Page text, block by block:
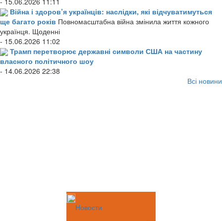
Війна і здоров’я українців: наслідки, які відчуватимуться
ще багато років Повномасштабна війна змінила життя кожного
українця. Щоденні
- 15.06.2026 11:02
Трамп перетворює державні символи США на частину
власного політичного шоу
- 14.06.2026 22:38
Всі новини
Новости